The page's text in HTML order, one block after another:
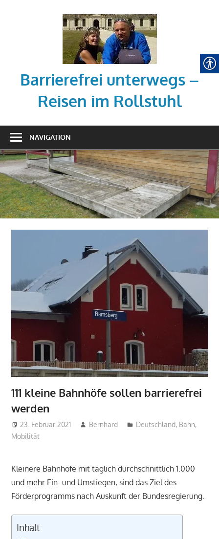
Barrierefrei unterwegs –
Reisen im Rollstuhl
zum
Reisen
mit
dem
Rollstuhl
NAVIGATION
111 kleine Bahnhöfe sollen barrierefrei
werden
23. Februar 2021 Bernhard Deutschland, Bahn,
Mobilität
Kleinere Bahnhöfe mit täglich durchschnittlich 1.000
und mehr Ein- und Umstiegen, sind das Ziel des
Förderprogramms nach Auskunft der Bundesregierung.
Inhalt: